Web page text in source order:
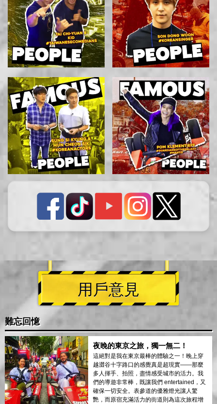
用戶意見
難忘回憶
夜晚的東京之旅，獨一無二！
這絕對是我在東京最棒的體驗之一！晚上穿
越澀谷十字路口的感覺真是超現實——那麼
多人揮手、拍照，盡情感受城市的活力。我
們的導遊非常棒，既讓我們 entertained，又
確保一切安全。表參道的優雅燈光讓人驚
艷，而原宿充滿活力的街道則為這次旅程增